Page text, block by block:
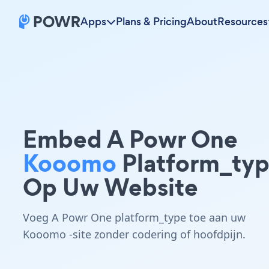
Apps Plans & PricingAboutResources
Embed A Powr One
Kooomo
Op Uw Website
Voeg A Powr One platform_type toe aan uw
Kooomo -site zonder codering of hoofdpijn.